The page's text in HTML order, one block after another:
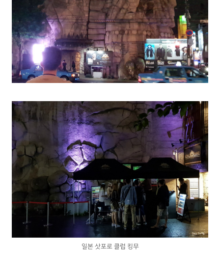
일본 삿포로 클럽 킹무